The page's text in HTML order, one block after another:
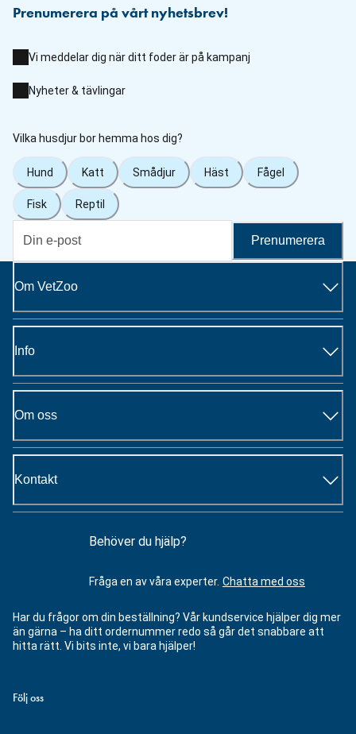
Prenumerera på vårt nyhetsbrev!
Vi meddelar dig när ditt foder är på kampanj
Nyheter & tävlingar
Vilka husdjur bor hemma hos dig?
Hund Katt Smådjur Häst Fågel
Fisk Reptil
Prenumerera
Om VetZoo
Info
Om oss
Kontakt
Behöver du hjälp?
Fråga en av våra experter. Chatta med oss
Har du frågor om din beställning? Vår kundservice hjälper dig mer
än gärna – ha ditt ordernummer redo så går det snabbare att
hitta rätt. Vi bits inte, vi bara hjälper!
Följ oss